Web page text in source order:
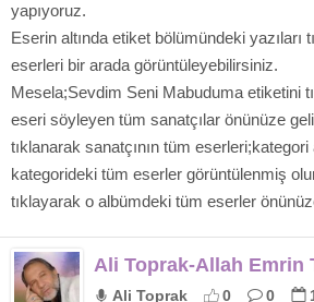
yapıyoruz.
Eserin altında etiket bölümündeki yazıları
eserleri bir arada görüntüleyebilirsiniz.
Mesela;Sevdim Seni Mabuduma etiketini
eseri söyleyen tüm sanatçılar önünüze
tıklanarak sanatçının tüm eserleri;kategori
kategorideki tüm eserler görüntülenmiş
tıklayarak o albümdeki tüm eserler
Ali Toprak-Allah Emrin
Ali Toprak 0 0